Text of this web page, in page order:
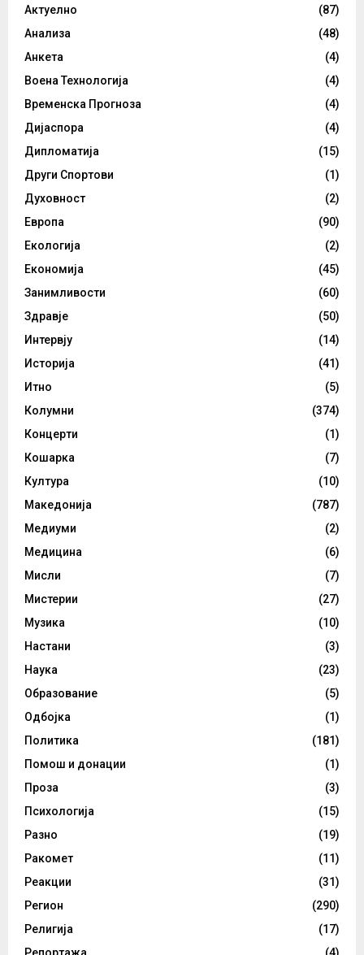
Актуелно
(87)
Анализа
(48)
Анкета
(4)
Воена Технологија
(4)
Временска Прогноза
(4)
Дијаспора
(4)
Дипломатија
(15)
Други Спортови
(1)
Духовност
(2)
Европа
(90)
Екологија
(2)
Економија
(45)
Занимливости
(60)
Здравје
(50)
Интервју
(14)
Историја
(41)
Итно
(5)
Колумни
(374)
Концерти
(1)
Кошарка
(7)
Култура
(10)
Македонија
(787)
Медиуми
(2)
Медицина
(6)
Мисли
(7)
Мистерии
(27)
Музика
(10)
Настани
(3)
Наука
(23)
Образование
(5)
Одбојка
(1)
Политика
(181)
Помош и донации
(1)
Проза
(3)
Психологија
(15)
Разно
(19)
Ракомет
(11)
Реакции
(31)
Регион
(290)
Религија
(17)